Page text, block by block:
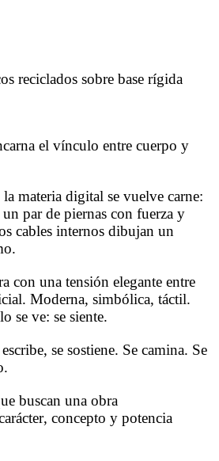
reciclados sobre base rígida
el vínculo entre cuerpo y
materia digital se vuelve carne:
par de piernas con fuerza y
cables internos dibujan un
con una tensión elegante entre
Moderna, simbólica, táctil.
se ve: se siente.
se sostiene. Se camina. Se
buscan una obra
concepto y potencia